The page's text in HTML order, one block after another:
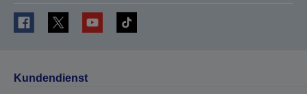
Kundendienst